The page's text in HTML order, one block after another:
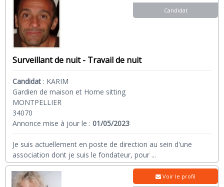
Surveillant de nuit - Travail de nuit
Candidat : KARIM
Gardien de maison et Home sitting
MONTPELLIER
34070
Annonce mise à jour le :01/05/2023
Je suis actuellement en poste de direction au sein d'une
association dont je suis le fondateur, pour ...
Candidat
Voir le profil